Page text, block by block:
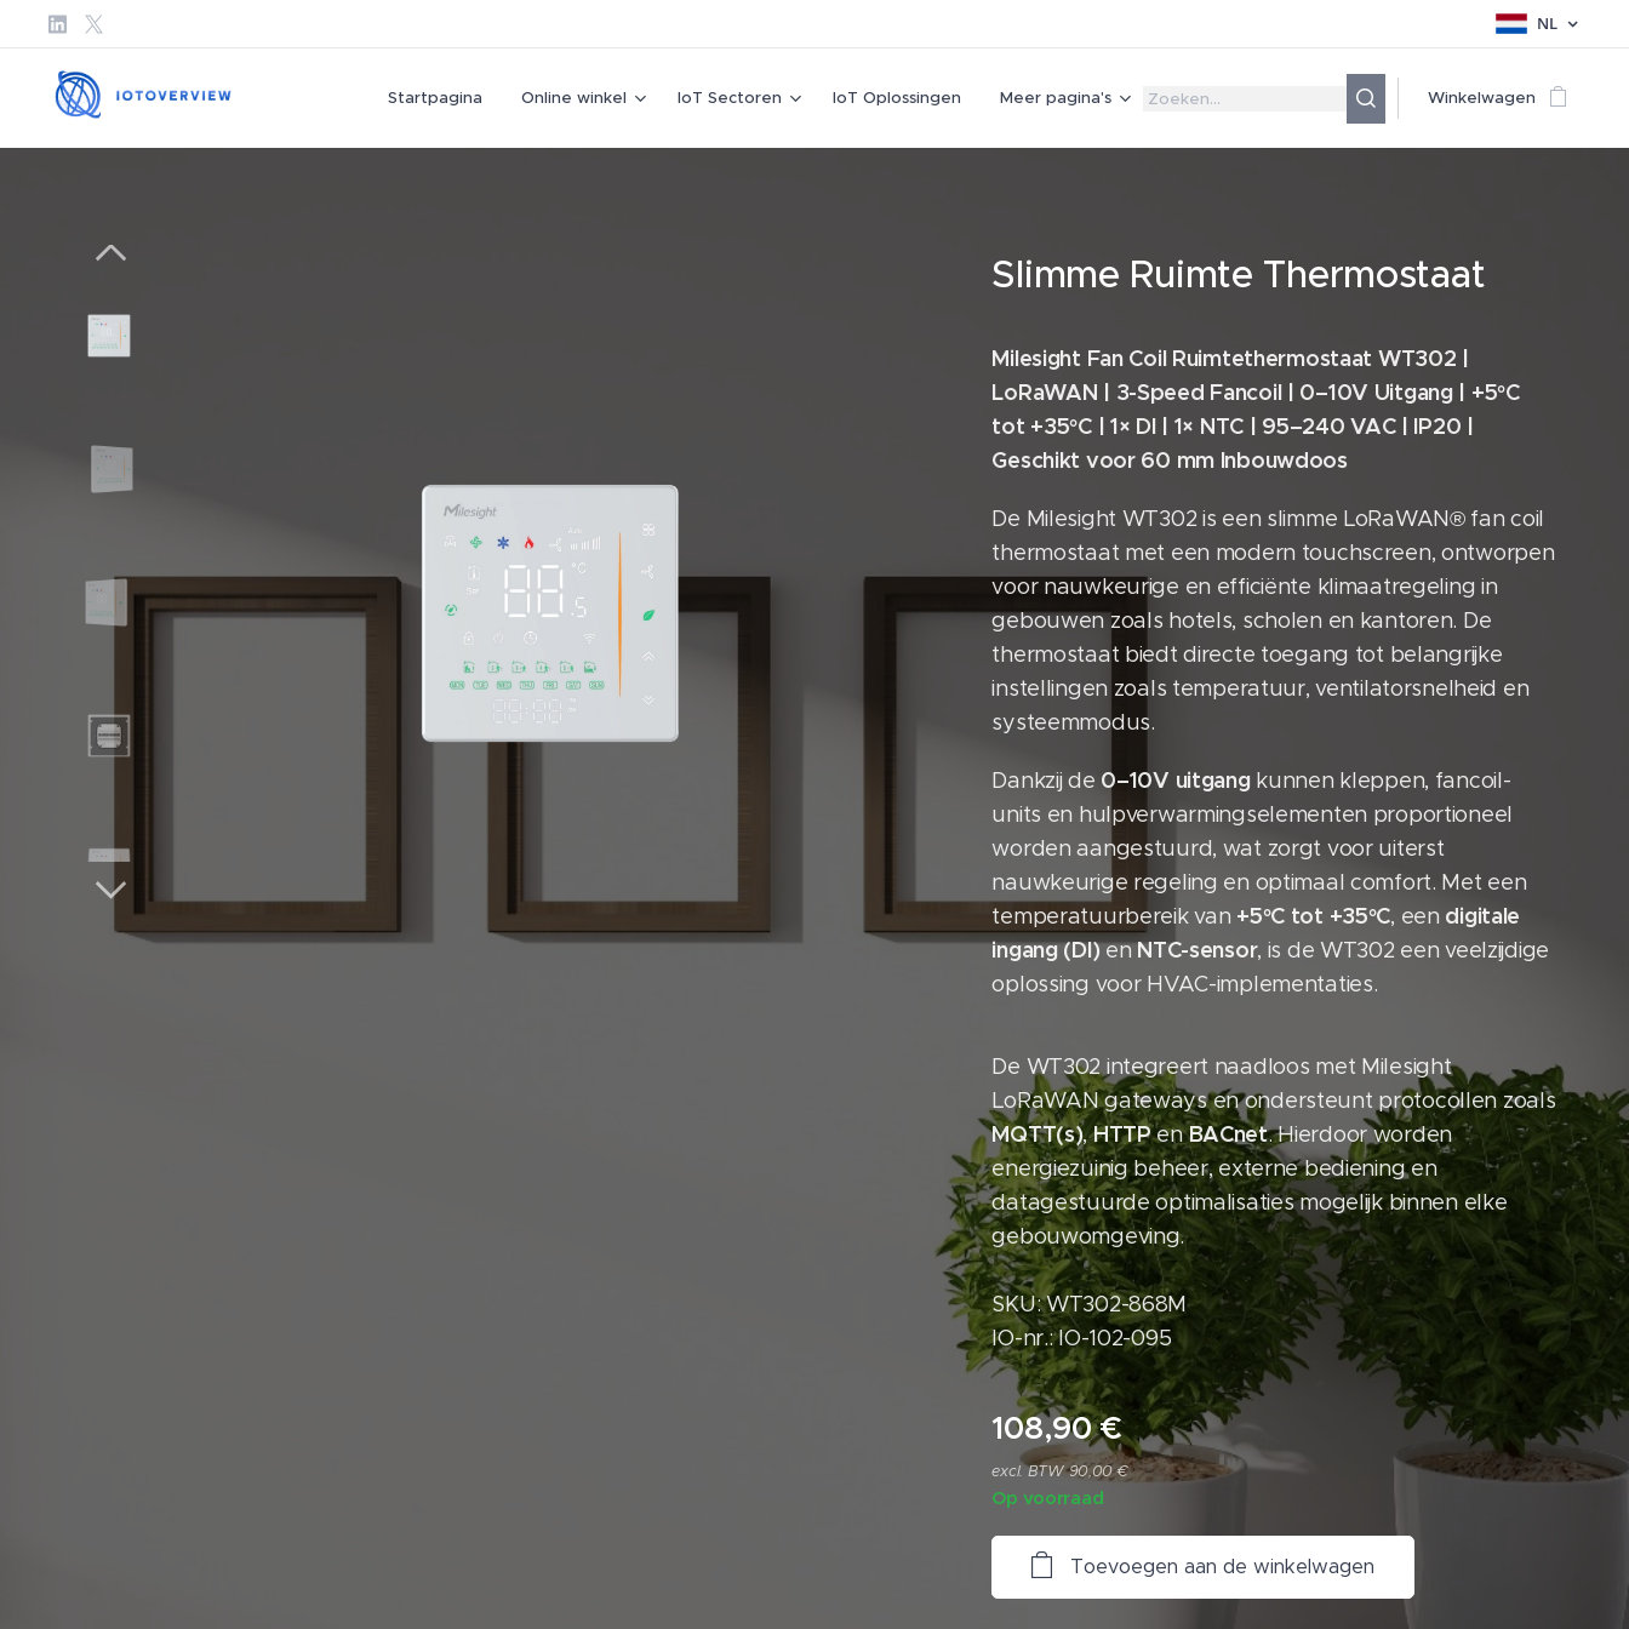
NL
Startpagina Online winkel IoT Sectoren IoT Oplossingen Meer pagina's Winkelwagen
Slimme Ruimte Thermostaat
Milesight Fan Coil Ruimtethermostaat WT302 |
LoRaWAN | 3-Speed Fancoil | 0–10V Uitgang | +5°C
tot +35°C | 1× DI | 1× NTC | 95–240 VAC | IP20 |
Geschikt voor 60 mm Inbouwdoos
De Milesight WT302 is een slimme LoRaWAN® fan coil
thermostaat met een modern touchscreen, ontworpen
voor nauwkeurige en efficiënte klimaatregeling in
gebouwen zoals hotels, scholen en kantoren. De
thermostaat biedt directe toegang tot belangrijke
instellingen zoals temperatuur, ventilatorsnelheid en
systeemmodus.
Dankzij de 0–10V uitgangkunnen kleppen, fancoil-
units en hulpverwarmingselementen proportioneel
worden aangestuurd, wat zorgt voor uiterst
nauwkeurige regeling en optimaal comfort. Met een
temperatuurbereik van +5°C tot +35°C, een digitale
ingang (DI)enNTC-sensor, is de WT302 een veelzijdige
oplossing voor HVAC-implementaties.
De WT302 integreert naadloos met Milesight
LoRaWAN gateways en ondersteunt protocollen zoals
MQTT(s),HTTPenBACnet. Hierdoor worden
energiezuinig beheer, externe bediening en
datagestuurde optimalisaties mogelijk binnen elke
gebouwomgeving.
SKU: WT302-868M
IO-nr.: IO-102-095
108,90€
excl. BTW 90,00 €
Op voorraad
Toevoegen aan de winkelwagen